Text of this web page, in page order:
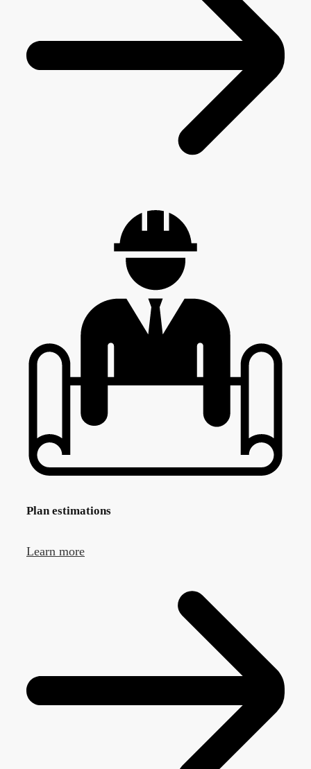
Plan estimations
Learn more